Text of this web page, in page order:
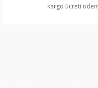
kargo ücreti